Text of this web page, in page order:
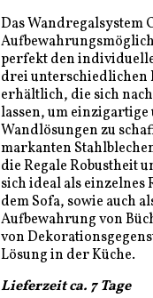
Das Wandregalsystem
perfekt den
drei
erhältlich, die sich
lassen, um
Wandlösungen zu
markanten
die Regale Robustheit
sich ideal als einzelnes
dem Sofa, sowie auch
Aufbewahrung von
von
Lösung in der Küche.
Lieferzeit ca. 7 Tage